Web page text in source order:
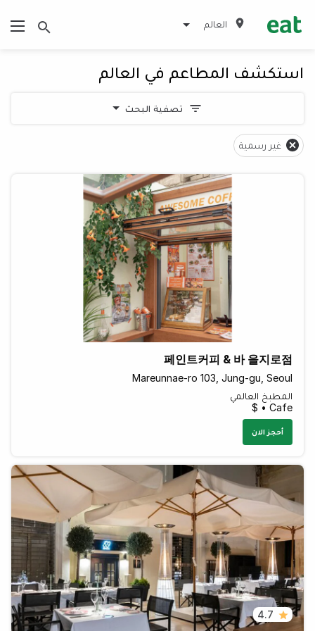
العالم
استكشف المطاعم في العالم
تصفية البحث
غير رسمية
페인트커피 & 바 을지로점
Mareunnae-ro 103, Jung-gu, Seoul
المطبخ العالمي
Cafe • $
أحجز الان
4.7